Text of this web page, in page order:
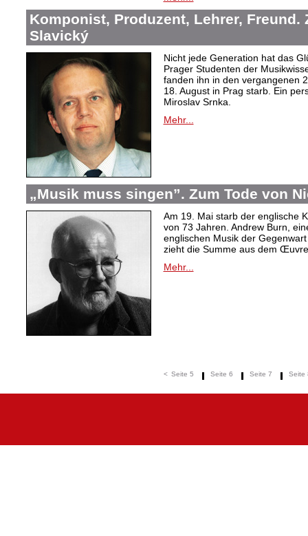
Komponist, Produzent, Lehrer, Freund.
Slavický
Nicht jede Generation hat das
Prager Studenten der
fanden ihn in den vergangenen
18. August in Prag starb. Ein
Miroslav Srnka.
Mehr...
„Musik muss singen”. Zum Tode von
Am 19. Mai starb der englische
von 73 Jahren. Andrew Burn,
englischen Musik der
zieht die Summe aus dem
Mehr...
< Seite 5 Seite 6 Seite 7 Seite